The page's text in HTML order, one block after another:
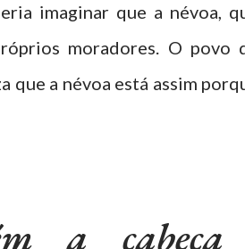
imaginar que a névoa,
moradores. O povo
que a névoa está assim
a cabeça